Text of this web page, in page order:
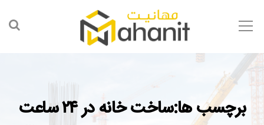
برچسب ها:ساخت خانه در ۲۴ ساعت